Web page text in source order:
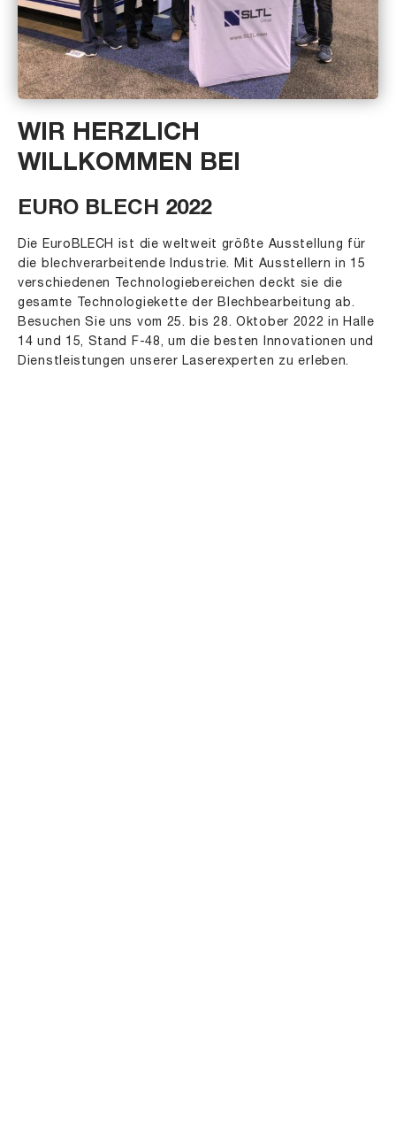
WIR HERZLICH
WILLKOMMEN BEI
EURO BLECH 2022
Die EuroBLECH ist die weltweit größte Ausstellung für
die blechverarbeitende Industrie. Mit Ausstellern in 15
verschiedenen Technologiebereichen deckt sie die
gesamte Technologiekette der Blechbearbeitung ab.
Besuchen Sie uns vom 25. bis 28. Oktober 2022 in Halle
14 und 15, Stand F-48, um die besten Innovationen und
Dienstleistungen unserer Laserexperten zu erleben.